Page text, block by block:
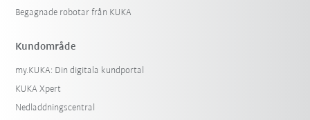
Begagnade robotar från KUKA
Kundområde
my.KUKA: Din digitala kundportal
KUKA Xpert
Nedladdningscentral